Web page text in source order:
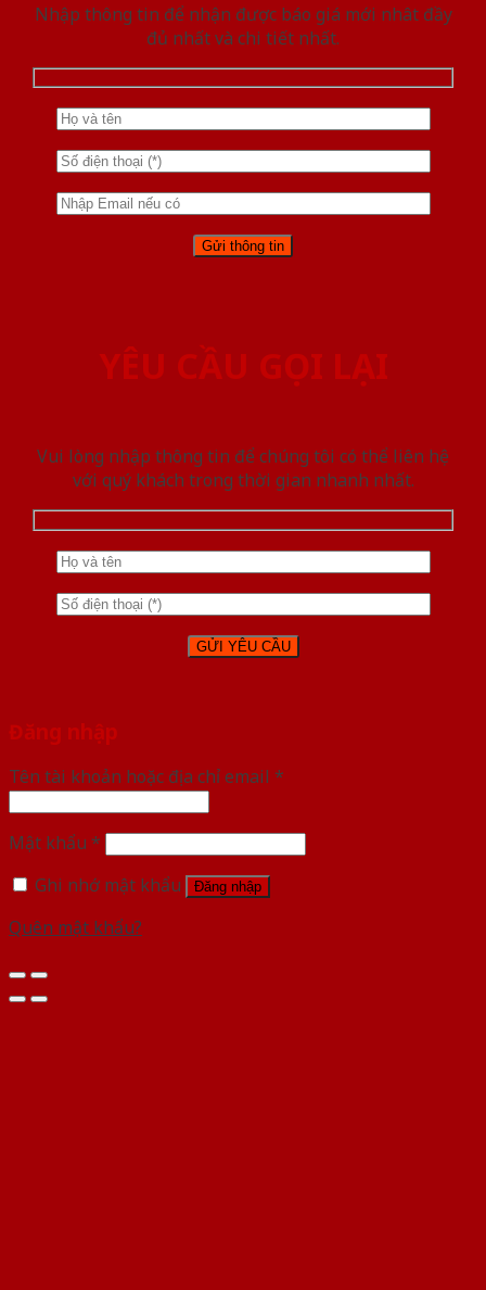
Nhập thông tin để nhận được báo giá mới nhât đầy
đủ nhất và chi tiết nhất.
YÊU CẦU GỌI LẠI
Vui lòng nhập thông tin để chúng tôi có thể liên hệ
với quý khách trong thời gian nhanh nhất.
Đăng nhập
Tên tài khoản hoặc địa chỉ email *
Mật khẩu *
Ghi nhớ mật khẩu
Đăng nhập
Quên mật khẩu?